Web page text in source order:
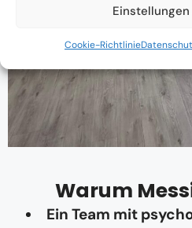
Cookie-Richtlinie
Warum
Ein Team mit